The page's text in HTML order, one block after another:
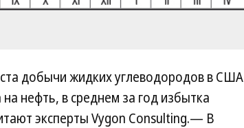
добычи жидких углеводородов в США
нефть, в среднем за год избытка
эксперты Vygon Consulting.— В